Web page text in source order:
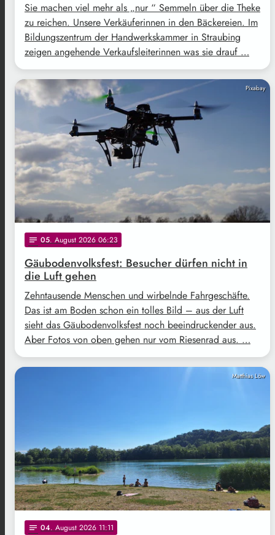
Sie machen viel mehr als „nur “ Semmeln über die Theke
zu reichen. Unsere Verkäuferinnen in den Bäckereien. Im
Bildungszentrum der Handwerkskammer in Straubing
zeigen angehende Verkaufsleiterinnen was sie drauf …
Pixabay
notes 05. August 2026 06:23
Gäubodenvolksfest: Besucher dürfen nicht in
die Luft gehen
Zehntausende Menschen und wirbelnde Fahrgeschäfte.
Das ist am Boden schon ein tolles Bild – aus der Luft
sieht das Gäubodenvolksfest noch beeindruckender aus.
Aber Fotos von oben gehen nur vom Riesenrad aus. …
Matthias Löw
notes 04. August 2026 11:11